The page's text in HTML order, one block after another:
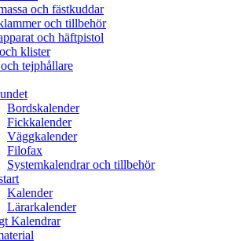
och fästkuddar
och tillbehör
och häftpistol
klister
tejphållare
Bordskalender
Fickkalender
Väggkalender
Filofax
Systemkalendrar och tillbehör
Kalender
Lärarkalender
Kalendrar